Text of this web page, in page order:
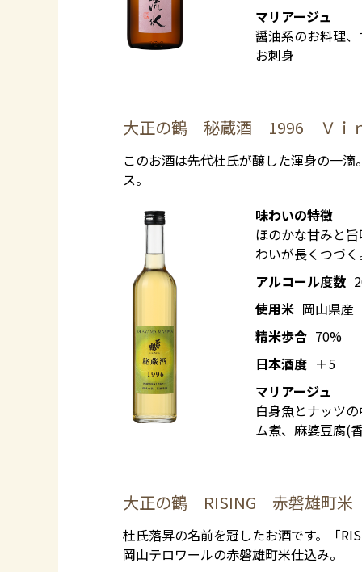
マリアージュ
醤油系のお料理
お刺身
大正の鶴 秘蔵酒 1996 Ｖｉ
このお酒は先代杜氏が醸した渾身の一
ス。
味わいの特徴
ほのかな甘みと
わいが長くつづ
アルコール度数
使用米 岡山県
精米歩合 70%
日本酒度 ＋5
マリアージュ
白身魚とナッツ
ム煮、麻婆豆腐(
大正の鶴 RISING 赤磐雄町
杜氏落昇の名前を冠したお酒です。「
岡山テロワールの赤磐雄町米仕込み。